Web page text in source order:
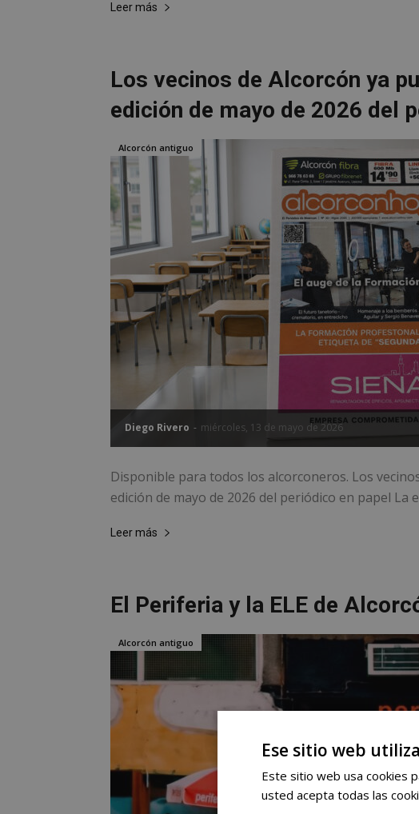
Leer más
Los vecinos de Alcorcón ya
edición de mayo de 2026 del
Diego Rivero - miércoles, 13 de mayo de 2026
Alcorcón antiguo
Disponible para todos los alcorconeros. Los
edición de mayo de 2026 del periódico en papel La
Leer más
El Periferia y la ELE de
Alcorcón antiguo
Ese sitio web
Este sitio web usa cookies
usted acepta todas las